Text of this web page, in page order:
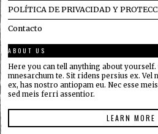
POLÍTICA DE PRIVACIDAD Y
Contacto
ABOUT US
Here you can tell anything about
mnesarchum te. Sit ridens persius ex. Vel
ex, has nostro antiopam eu. Nec esse
sed meis ferri assentior.
LEARN